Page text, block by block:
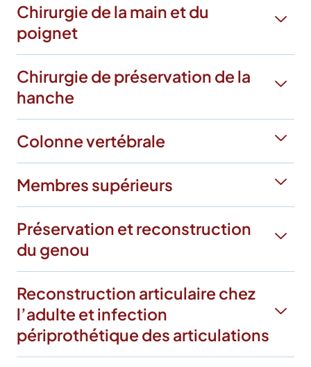
Chirurgie de la main et du
poignet
Chirurgie de préservation de la
hanche
Colonne vertébrale
Membres supérieurs
Préservation et reconstruction
du genou
Reconstruction articulaire chez
l’adulte et infection
périprothétique des articulations